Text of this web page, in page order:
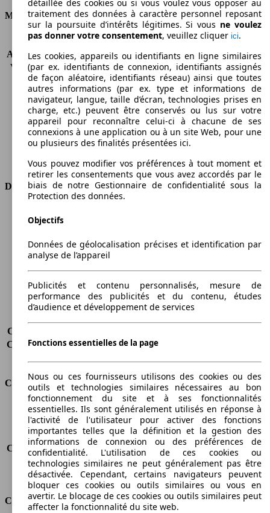
Moteur et Puissance
KW (CH)
99 kW (135 PS)
Accélération (0-100 km/h) -
Vitesse maximale (km/h) 179 km/h
Nombre de vitesses
6
Couple
320 nm
Cylindrée
1956 ccm
Carburant
Diesel
Cylindres
4
Transmission
Boîte manuelle
Type de traction
Traction avant
Dimensions
Largeur
Empattement
Portes
5
Sièges
5 - 7
Capacité de remorquage (sans freins)
Capacité de remorquage (avec freins)
Consommation
Émissions de CO2*
156 g/km (komb.)
Consommation (ville)
7.3 l/100km
Consommation (route)
5.1 l/100km
Consommation (combinée)* 5.9 l/100km
Classe d'émissions
Euro 5
Capacité du réservoir
-
Classes d'assurance
détaillée des cookies ou si vous voulez vous opposer au
traitement des données à caractère personnel reposant
sur la poursuite d’intérêts légitimes. Si vous ne voulez
pas donner votre consentement, veuillez cliquer ici.
Les cookies, appareils ou identifiants en ligne similaires
(par ex. identifiants de connexion, identifiants assignés
de façon aléatoire, identifiants réseau) ainsi que toutes
autres informations (par ex. type et informations de
navigateur, langue, taille d’écran, technologies prises en
charge, etc.) peuvent être conservés ou lus sur votre
appareil pour reconnaître celui-ci à chacune de ses
connexions à une application ou à un site Web, pour une
ou plusieurs des finalités présentées ici.
Vous pouvez modifier vos préférences à tout moment et
retirer les consentements que vous avez accordés par le
biais de notre Gestionnaire de confidentialité sous la
Protection des données.
Objectifs
Données de géolocalisation précises et identification par
analyse de l’appareil
Publicités et contenu personnalisés, mesure de
performance des publicités et du contenu, études
d’audience et développement de services
Fonctions essentielles de la page
Nous ou ces fournisseurs utilisons des cookies ou des
outils et technologies similaires nécessaires au bon
fonctionnement du site et à ses fonctionnalités
essentielles. Ils sont généralement utilisés en réponse à
l'activité de l'utilisateur pour activer des fonctions
importantes telles que la définition et la gestion des
informations de connexion ou des préférences de
confidentialité. L'utilisation de ces cookies ou
technologies similaires ne peut généralement pas être
désactivée. Cependant, certains navigateurs peuvent
bloquer ces cookies ou outils similaires ou vous en
avertir. Le blocage de ces cookies ou outils similaires peut
affecter la fonctionnalité du site web.